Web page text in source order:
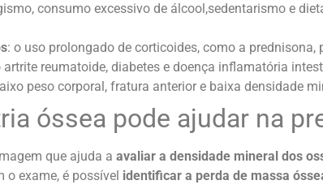
consumo excessivo de álcool,sedentarismo e
: o uso prolongado de corticoides, como a
artrite reumatoide, diabetes e doença inflamatória
peso corporal, fratura anterior e baixa densidade
óssea pode ajudar na
que ajuda a avaliar a densidade mineral dos
o exame, é possível identificar a perda de massa